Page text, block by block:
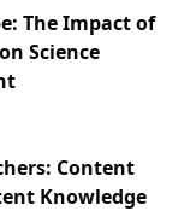
The Impact of
Science
Content
Knowledge